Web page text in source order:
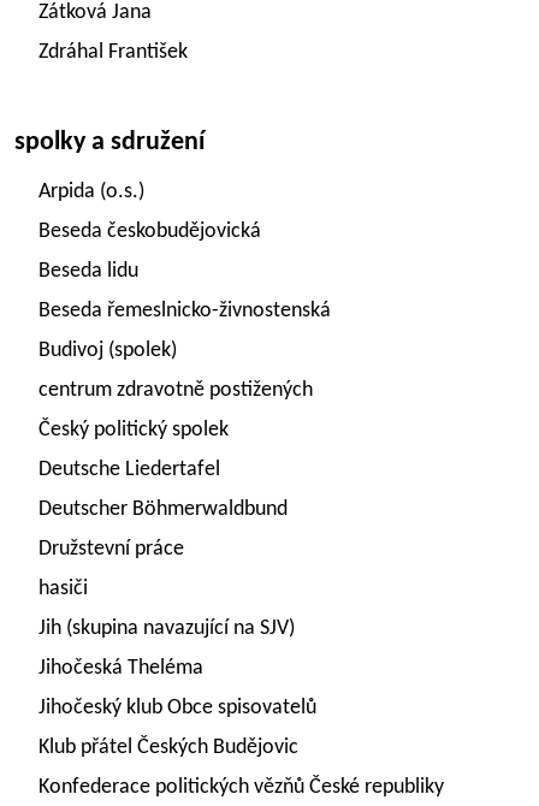
Zátková Jana
Zdráhal František
spolky a sdružení
Arpida (o.s.)
Beseda českobudějovická
Beseda lidu
Beseda řemeslnicko-živnostenská
Budivoj (spolek)
centrum zdravotně postižených
Český politický spolek
Deutsche Liedertafel
Deutscher Böhmerwaldbund
Družstevní práce
hasiči
Jih (skupina navazující na SJV)
Jihočeská Theléma
Jihočeský klub Obce spisovatelů
Klub přátel Českých Budějovic
Konfederace politických vězňů České republiky